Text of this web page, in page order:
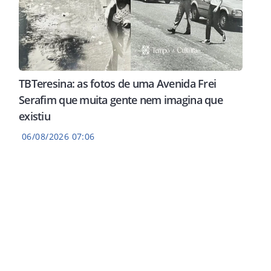
TBTeresina: as fotos de uma Avenida Frei
Serafim que muita gente nem imagina que
existiu
06/08/2026 07:06